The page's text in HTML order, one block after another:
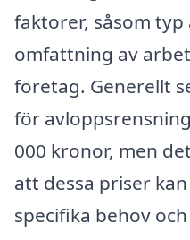
faktorer, såsom typ
omfattning av
företag. Generellt
för
000 kronor, men
att dessa priser
specifika behov